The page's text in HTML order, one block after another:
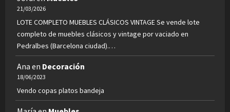
21/03/2026
LOTE COMPLETO MUEBLES CLÁSICOS VINTAGE Se vende lote
completo de muebles clásicos y vintage por vaciado en
Pedralbes (Barcelona ciudad).…
Ana en Decoración
18/06/2023
Vendo copas platos bandeja